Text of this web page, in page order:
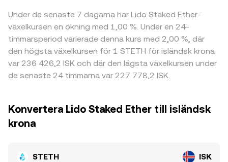
Under de senaste 7 dagarna har Lido Staked Ether-
växelkursen en ökning med 1,00 %. Under en 24-
timmarsperiod varierade denna kurs med 2,00 %, där
den högsta växelkursen för 1 STETH för isländsk krona
var 236 426,2 ISK och där den lägsta växelkursen under
de senaste 24 timmarna var 227 778,2 ISK.
Konvertera Lido Staked Ether till isländsk
krona
STETH ISK